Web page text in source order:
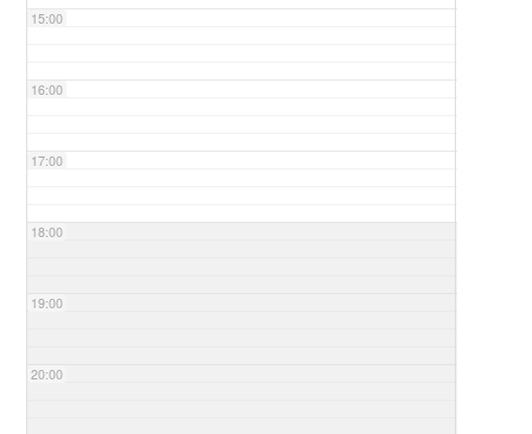
15:00
16:00
17:00
18:00
19:00
20:00